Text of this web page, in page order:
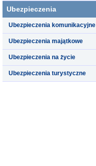
Ubezpieczenia
Ubezpieczenia komunikacyjne
Ubezpieczenia majątkowe
Ubezpieczenia na życie
Ubezpieczenia turystyczne